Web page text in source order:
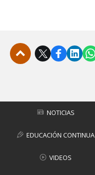
NOTICIAS
EDUCACIÓN CONTINUA
VIDEOS